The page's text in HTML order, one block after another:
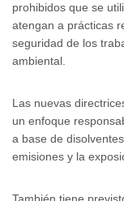
prohibidos que se
atengan a prácticas
seguridad de los
ambiental.
Las nuevas
un enfoque
a base de
emisiones y la